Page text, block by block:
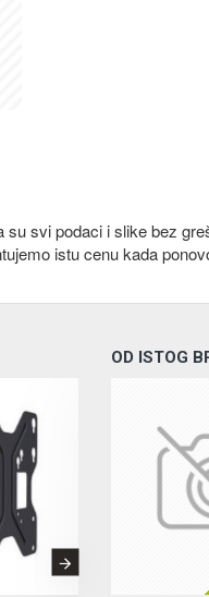
svi podaci i slike bez
istu cenu kada
OD ISTOG